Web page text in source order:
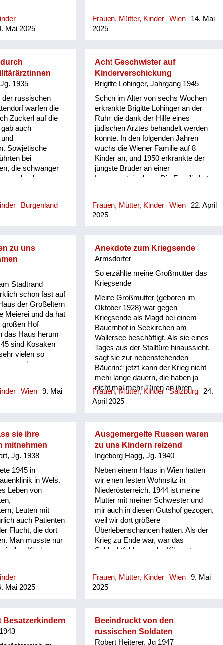
Mai 2025
Frauen, Mütter, Kinder Wien
14. Mai
2025
1935
der russischen
warfen die
Zuckerl auf die
auch
Sowjetische
bei
die schwanger
durch.
Burgenland
Acht Geschwister auf
Kinderverschickung
Brigitte Lohinger, Jahrgang 1945
Schon im Alter von sechs Wochen
erkrankte Brigitte Lohinger an der
Ruhr, die dank der Hilfe eines
jüdischen Arztes behandelt werden
konnte. In den folgenden Jahren
wuchs die Wiener Familie auf 8
Kinder an, und 1950 erkrankte der
jüngste Bruder an einer
Lungenentzündung. Die Familie hat
Kinder der Familie aufzupäppeln,
wurden sie ins Ausland verschickt.
in die Schweiz und schließlich nach
Dänemark zu einer alleinstehenden
kümmerte. Meistens wurde Brigitte
Lohinger zusammen mit einem
Geschwisterteil verschickt. Die
Eltern wussten nicht, wo genau ihre
Kinder untergebracht wurden. Wie
konnten sie das aushalten?
Dennoch schien es die einzige
Möglichkeit zu sein, die Kinder zu
versorgen. Brigitte Lohinger selbst
hatte als Mädchen keine
Schwierigkeiten mit der Situation, im
Gegensatz zu einem jüngeren
Brüde...
Frauen, Mütter, Kinder Wien
22. April
2025
zu uns
Stadtrand
schon fast auf
der Großeltern
Meierei und da hat
großen Hof
das Haus herum
sind Kosaken
vielen so
und unser
sie haben
war eine Art
es ist uns so
weil wir
und das
einen
Sie können
wir waren
ungefähr alt, und
ist ein großer
um den haben wir
gegessen, und
ich, wir sind auf
Gewurl. Da ist ein
Wien
9. Mai
Anekdote zum Kriegsende
Armsdorfer
So erzählte meine Großmutter das
Kriegsende
Meine Großmutter (geboren im
Oktober 1928) war gegen
Kriegsende als Magd bei einem
Bauernhof in Seekirchen am
Wallersee beschäftigt. Als sie eines
Tages aus der Stalltüre hinaussieht,
sagt sie zur nebenstehenden
Bäuerin:“ jetzt kann der Krieg nicht
mehr lange dauern, die haben ja
nicht mal mehr Türen an ihren
Wägen!“ Darauf erwiderte die
Bäuerin: „Dummes Dirndl, das sind
Frauen, Mütter, Kinder Salzburg
24.
April 2025
sie ihre
mitnehmen
Jg. 1938
1945 in
in Wels.
Leben von
Leuten mit
auch Patienten
Flucht, die dort
Man musste nur
ihre Kinder
Was mit den
ist, weiß
einfach
aus Not.
Mai 2025
Ausgemergelte Russen waren
zu uns Kindern reizend
Ingeborg Hagg, Jg. 1940
Neben einem Haus in Wien hatten
wir einen festen Wohnsitz in
Niederösterreich. 1944 ist meine
Mutter mit meiner Schwester und
mir auch in diesen Gutshof gezogen,
weil wir dort größere
Überlebenschancen hatten. Als der
Krieg zu Ende war, war das
Schlachtfeld nur zehn Kilometer von
war furchtbar. Es waren viele Frauen
im Haus, weil die Männer alle im
nach drei Tagen mit Lastwagen
eingesammelt. Jeden Abend kamen
mit Lastwagen Russen, die Frauen
Frauen, Mütter, Kinder Wien
9. Mai
2025
Besatzerkindern
Beeindruckt von den
russischen Soldaten
Robert Heiterer, Jg 1947